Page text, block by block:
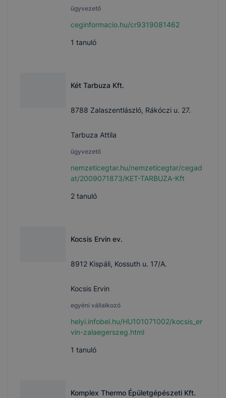
ügyvezető
ceginformacio.hu/cr9319081462
1 tanuló
Két Tarbuza Kft.
8788 Zalaszentlászló, Rákóczi u. 27.
Tarbuza Attila
ügyvezető
nemzeticegtar.hu/nemzeticegtar/cegad
at/2009071873/KET-TARBUZA-Kft
2tanuló
Kocsis Ervin ev.
8912 Kispáli, Kossuth u. 17/A.
Kocsis Ervin
egyéni vállalkozó
helyi.infobel.hu/HU101071002/kocsis_er
vin-zalaegerszeg.html
1 tanuló
Komplex Thermo Épületgépészeti Kft.